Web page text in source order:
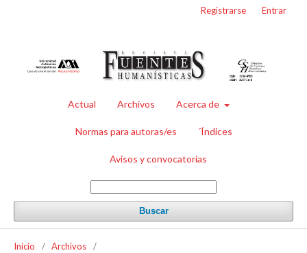
Actual Archivos Acerca de
Normas para autoras/es ´Índices
Avisos y convocatorias
Buscar
Registrarse Entrar
Inicio / Archivos
/